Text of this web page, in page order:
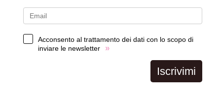
Acconsento al trattamento dei dati con lo scopo di
inviare le newsletter
»
Iscrivimi